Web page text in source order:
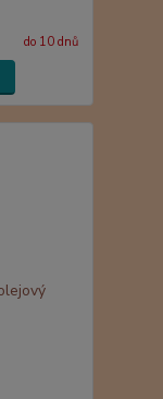
do 10 dnů